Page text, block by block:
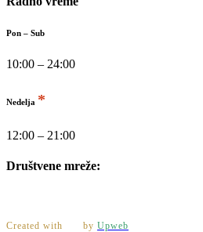
Pon – Sub
10:00 – 24:00
Nedelja *
12:00 – 21:00
Društvene mreže:
Created with by Upweb